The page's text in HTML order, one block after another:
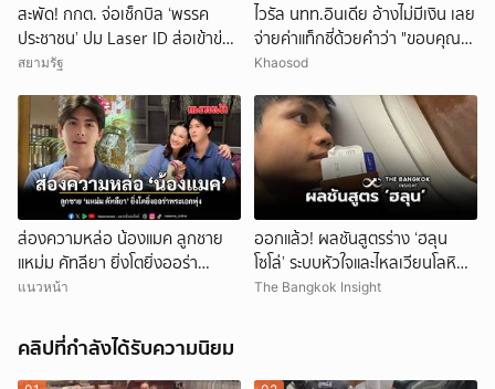
สะพัด! กกต. จ่อเช็กบิล ‘พรรค
ประชาชน’ ปม Laser ID ส่อเข้าข่าย
ยุบพรรคตาม ม.92
สยามรัฐ
ไวรัล นทท.อินเดีย อ้างไม่มีเงิน เลย
จ่ายค่าแท็กซี่ด้วยคำว่า "ขอบคุณ"
คนขับอึ้ง แห่วิจารณ์
Khaosod
ส่องความหล่อ น้องแมค ลูกชาย
แหม่ม คัทลียา ยิ่งโตยิ่งออร่า
พระเอกพุ่ง
แนวหน้า
ออกแล้ว! ผลชันสูตรร่าง ‘ฮลุน
โซโล่’ ระบบหัวใจและไหลเวียนโลหิต
ล้มเหลว
The Bangkok Insight
คลิปที่กำลังได้รับความนิยม